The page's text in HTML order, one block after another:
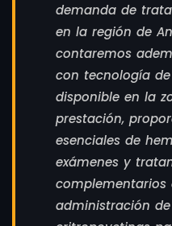
demanda de
en la región de
contaremos
con tecnología
disponible en la
prestación,
esenciales de
exámenes y
complementarios
administración